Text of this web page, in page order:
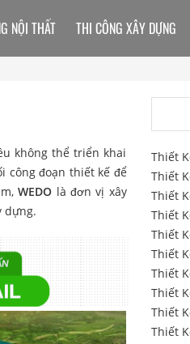
không thể triển khai
công đoạn thiết kế để
WEDO là đơn vị xây
dựng.
NỘI THẤT THI CÔNG XÂY DỰNG
Thiết
Thiết
Thiết
Thiết
Thiết
Thiết
Thiết
Thiết
Thiết
Thiết